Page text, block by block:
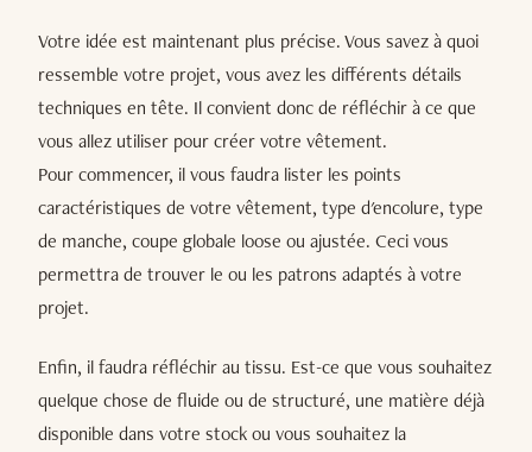
Votre idée est maintenant plus précise. Vous savez à quoi
ressemble votre projet, vous avez les différents détails
techniques en tête. Il convient donc de réfléchir à ce que
vous allez utiliser pour créer votre vêtement.
Pour commencer, il vous faudra lister les points
caractéristiques de votre vêtement, type d'encolure, type
de manche, coupe globale loose ou ajustée. Ceci vous
permettra de trouver le ou les patrons adaptés à votre
projet.
Enfin, il faudra réfléchir au tissu. Est-ce que vous souhaitez
quelque chose de fluide ou de structuré, une matière déjà
disponible dans votre stock ou vous souhaitez la